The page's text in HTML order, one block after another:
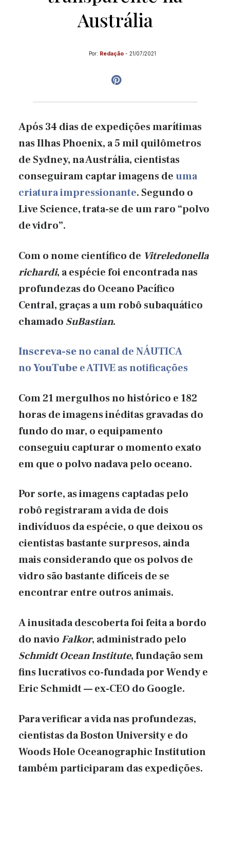
Austrália
Por: Redação - 21/07/2021
Após 34 dias de expedições marítimas
nas Ilhas Phoenix, a 5 mil quilômetros
de Sydney, na Austrália, cientistas
conseguiram captar imagens deuma
criatura impressionante. Segundo o
Live Science, trata-se de um raro “polvo
de vidro”.
Com o nome científico de Vitreledonella
richardi, a espécie foi encontrada nas
profundezas do Oceano Pacífico
Central, graças a um robô subaquático
chamado SuBastian.
Inscreva-seno canal de NÁUTICA
noYouTubee ATIVE as notificações
Com 21 mergulhos no histórico e 182
horas de imagens inéditas gravadas do
fundo do mar, o equipamento
conseguiu capturar o momento exato
em que o polvo nadava pelo oceano.
Por sorte, as imagens captadas pelo
robô registraram a vida de dois
indivíduos da espécie, o que deixou os
cientistas bastante surpresos, ainda
mais considerando que os polvos de
vidro são bastante difíceis de se
encontrar entre outros animais.
A inusitada descoberta foi feita a bordo
do navio Falkor, administrado pelo
Schmidt Ocean Institute, fundação sem
fins lucrativos co-fundada por Wendy e
Eric Schmidt — ex-CEO do Google.
Para verificar a vida nas profundezas,
cientistas da Boston University e do
Woods Hole Oceanographic Institution
também participaram das expedições.